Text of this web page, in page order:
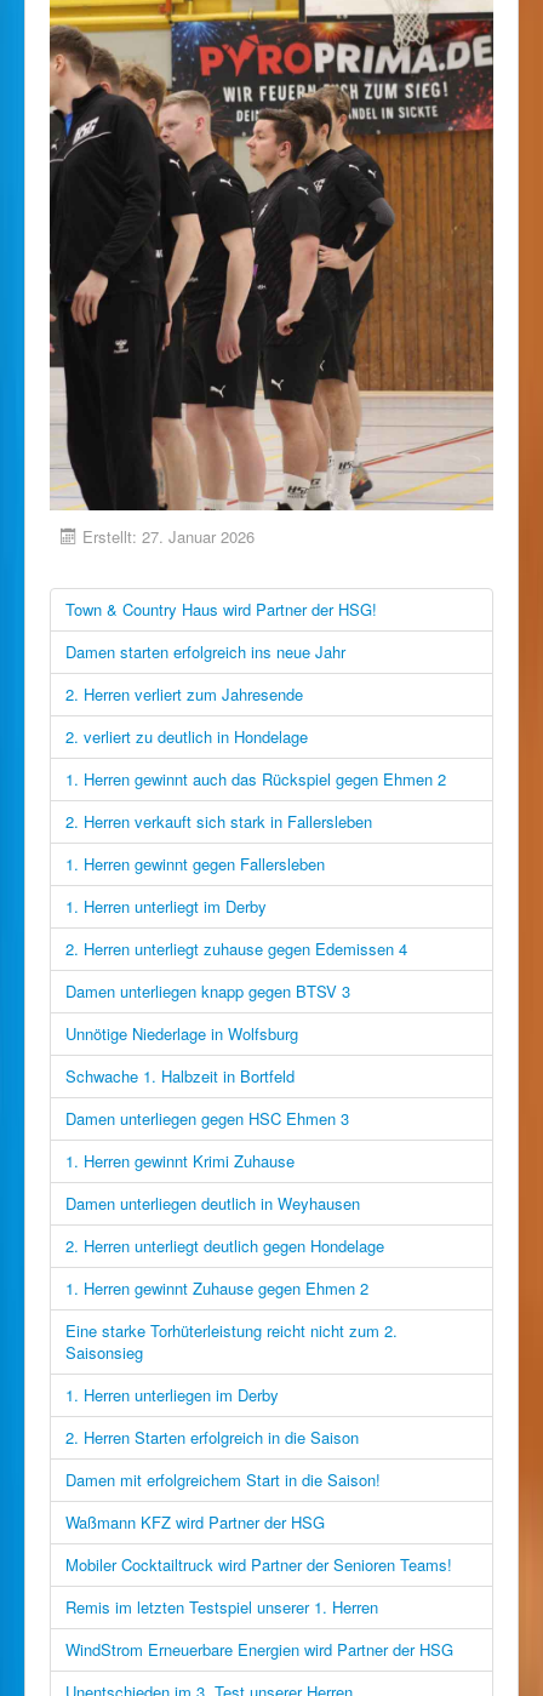
Erstellt: 27. Januar 2026
Town & Country Haus wird Partner der HSG!
Damen starten erfolgreich ins neue Jahr
2. Herren verliert zum Jahresende
2. verliert zu deutlich in Hondelage
1. Herren gewinnt auch das Rückspiel gegen Ehmen 2
2. Herren verkauft sich stark in Fallersleben
1. Herren gewinnt gegen Fallersleben
1. Herren unterliegt im Derby
2. Herren unterliegt zuhause gegen Edemissen 4
Damen unterliegen knapp gegen BTSV 3
Unnötige Niederlage in Wolfsburg
Schwache 1. Halbzeit in Bortfeld
Damen unterliegen gegen HSC Ehmen 3
1. Herren gewinnt Krimi Zuhause
Damen unterliegen deutlich in Weyhausen
2. Herren unterliegt deutlich gegen Hondelage
1. Herren gewinnt Zuhause gegen Ehmen 2
Eine starke Torhüterleistung reicht nicht zum 2.
Saisonsieg
1. Herren unterliegen im Derby
2. Herren Starten erfolgreich in die Saison
Damen mit erfolgreichem Start in die Saison!
Waßmann KFZ wird Partner der HSG
Mobiler Cocktailtruck wird Partner der Senioren Teams!
Remis im letzten Testspiel unserer 1. Herren
WindStrom Erneuerbare Energien wird Partner der HSG